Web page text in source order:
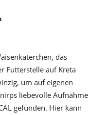
das
Futterstelle auf Kreta
um auf eigenen
liebevolle Aufnahme
gefunden. Hier kann